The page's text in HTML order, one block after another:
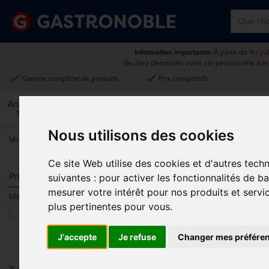
Nous utilisons des cookies
Ce site Web utilise des cookies et d'autres
suivantes : pour activer les fonctionnalités de
mesurer votre intérêt pour nos produits et
plus pertinentes pour vous.
J'accepte Je refuse Changer mes
Information importante: À partir du 1er
Veuillez demander votre clé personnelle à
done Gamme complète de produits done Prix compétitifs
Art De La
Table
Vous êtes ici:Accueil > Pièces détachées >Pièces Détachées Sans
Prix
Min. Max.
PIÈCES